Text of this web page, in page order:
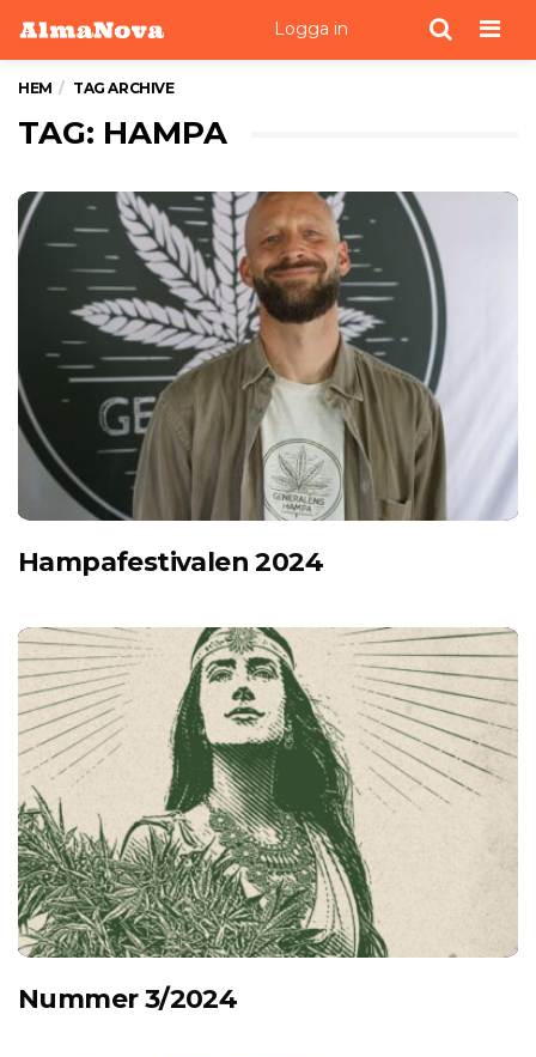
Logga in
HEM TAG ARCHIVE
TAG: HAMPA
Hampafestivalen 2024
Nummer 3/2024